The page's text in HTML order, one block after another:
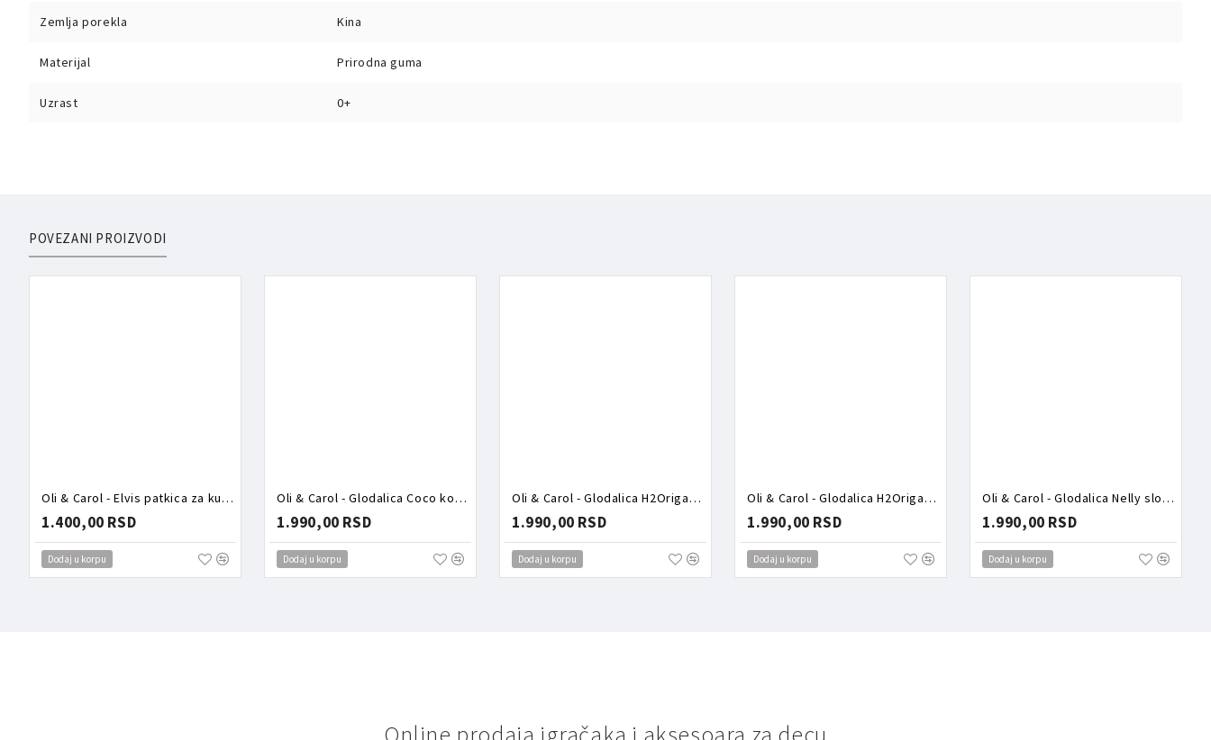
Zemlja porekla Kina
Materijal Prirodna guma
Uzrast 0+
POVEZANI PROIZVODI
Oli & Carol - Elvis patkica za kupanje mint
1.400,00 RSD
Dodaj u korpu
Oli & Carol - Glodalica Coco kokos
1.990,00 RSD
Dodaj u korpu
Oli & Carol - Glodalica H2Origami kornjača
1.990,00 RSD
Dodaj u korpu
Oli & Carol - Glodalica H2Origami kraba
1.990,00 RSD
Dodaj u korpu
Oli & Carol - Glodalica Nelly slonče
1.990,00 RSD
Dodaj u korpu